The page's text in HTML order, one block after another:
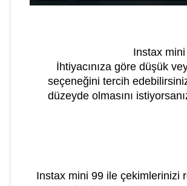
Instax mini
İhtiyacınıza göre düşük
seçeneğini tercih
düzeyde olmasını
Instax mini 99 ile çekimlerinizi